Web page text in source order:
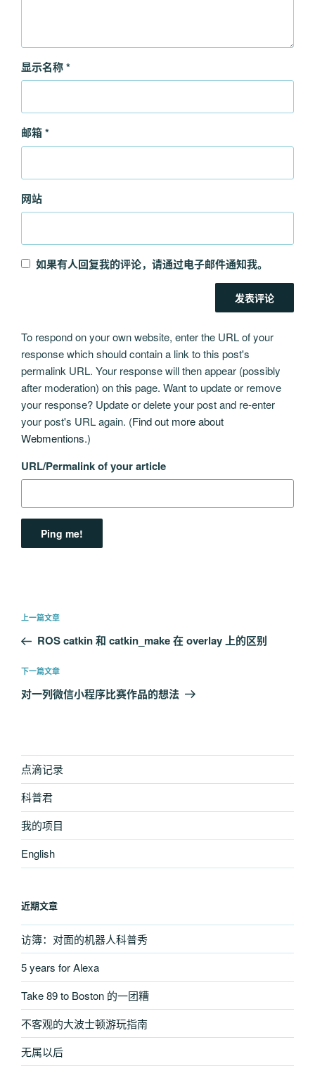
显示名称*
邮箱*
网站
如果有人回复我的评论，请通过电子邮件通知我。
To respond on your own website, enter the URL of your
response which should contain a link to this post's
permalink URL. Your response will then appear (possibly
after moderation) on this page. Want to update or remove
your response? Update or delete your post and re-enter
your post's URL again. (Find out more about
Webmentions.)
URL/Permalink of your article
文
章
导
航
上
一
文
章
上一篇文章
ROS catkin 和 catkin_make 在 overlay 上的区别
下
一
下一篇文章
对一列微信小程序比赛作品的想法
点滴记录
科普君
我的项目
English
近期文章
访簿：对面的机器人科普秀
5 years for Alexa
Take 89 to Boston 的一团糟
不客观的大波士顿游玩指南
无属以后